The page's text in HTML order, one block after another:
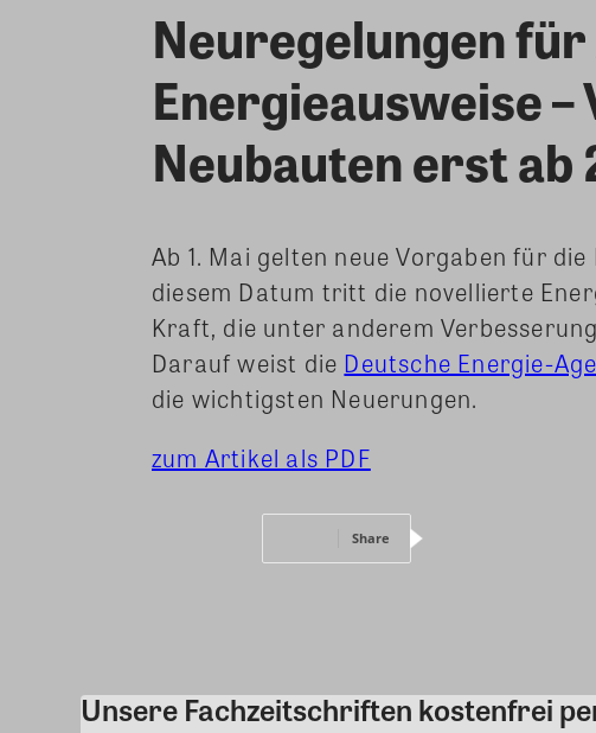
Neuregelungen
Energieausweise
Neubauten erst ab
Ab 1. Mai gelten neue Vorgaben für
diesem Datum tritt die novellierte
Kraft, die unter anderem
Darauf weist die Deutsche Energie-
die wichtigsten Neuerungen.
zum Artikel als PDF
Share
Unsere Fachzeitschriften kostenfrei